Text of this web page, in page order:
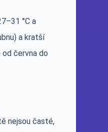
°C a
a kratší
června do
nejsou časté,